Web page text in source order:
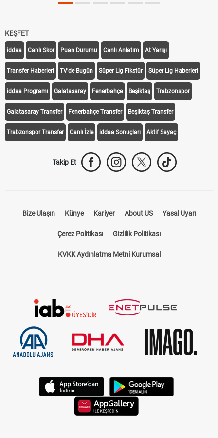
KEŞFET
iddaa Canlı Skor Puan Durumu Canlı Anlatım At Yarışı
Transfer Haberleri TV'de Bugün Süper Lig Fikstür Süper Lig Haberleri
iddaa Programı Galatasaray Fenerbahçe Beşiktaş Trabzonspor
Galatasaray Transfer Fenerbahçe Transfer Beşiktaş Transfer
Trabzonspor Transfer Canlı İzle iddaa Sonuçları Aktif Sayaç
Takip Et
Bize Ulaşın Künye Kariyer About US Yasal Uyarı
Çerez Politikası Gizlilik Politikası
KVKK Aydınlatma Metni Kurumsal